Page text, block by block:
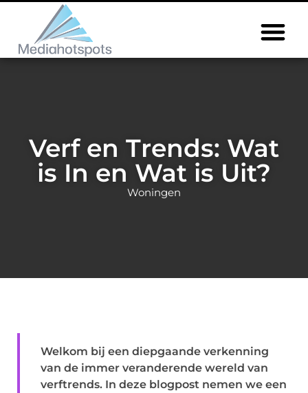
Verf en Trends: Wat
is In en Wat is Uit?
Woningen
Welkom bij een diepgaande verkenning
van de immer veranderende wereld van
verftrends. In deze blogpost nemen we een